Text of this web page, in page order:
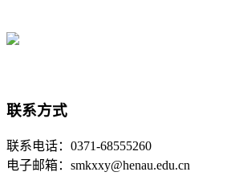
联系方式
联系电话：0371-68555260
电子邮箱：smkxxy@henau.edu.cn